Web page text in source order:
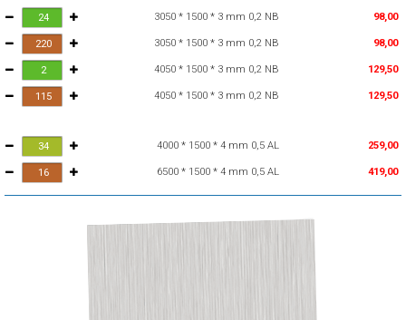
3050 * 1500 * 3 mm 0,2 NB 98,00
3050 * 1500 * 3 mm 0,2 NB 98,00
4050 * 1500 * 3 mm 0,2 NB 129,50
4050 * 1500 * 3 mm 0,2 NB 129,50
4000 * 1500 * 4 mm 0,5 AL 259,00
6500 * 1500 * 4 mm 0,5 AL 419,00